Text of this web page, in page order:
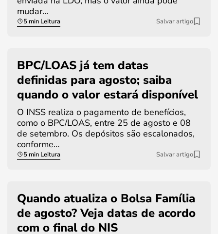
mudar…
5 min Leitura Salvar artigo
BPC/LOAS já tem datas
definidas para agosto; saiba
quando o valor estará disponível
O INSS realiza o pagamento de benefícios,
como o BPC/LOAS, entre 25 de agosto e 08
de setembro. Os depósitos são escalonados,
conforme…
5 min Leitura Salvar artigo
Quando atualiza o Bolsa Família
de agosto? Veja datas de acordo
com o final do NIS